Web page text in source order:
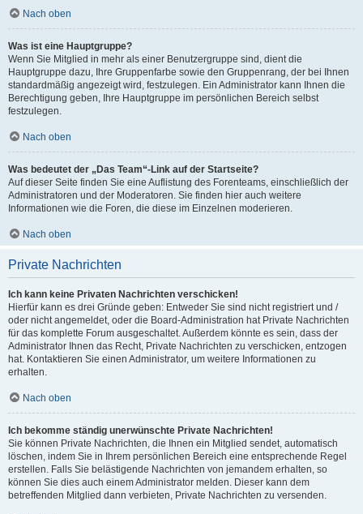
Nach oben
Was ist eine Hauptgruppe?
Wenn Sie Mitglied in mehr als einer Benutzergruppe sind, dient die
Hauptgruppe dazu, Ihre Gruppenfarbe sowie den Gruppenrang, der bei Ihnen
standardmäßig angezeigt wird, festzulegen. Ein Administrator kann Ihnen die
Berechtigung geben, Ihre Hauptgruppe im persönlichen Bereich selbst
festzulegen.
Nach oben
Was bedeutet der „Das Team“-Link auf der Startseite?
Auf dieser Seite finden Sie eine Auflistung des Forenteams, einschließlich der
Administratoren und der Moderatoren. Sie finden hier auch weitere
Informationen wie die Foren, die diese im Einzelnen moderieren.
Nach oben
Private Nachrichten
Ich kann keine Privaten Nachrichten verschicken!
Hierfür kann es drei Gründe geben: Entweder Sie sind nicht registriert und /
oder nicht angemeldet, oder die Board-Administration hat Private Nachrichten
für das komplette Forum ausgeschaltet. Außerdem könnte es sein, dass der
Administrator Ihnen das Recht, Private Nachrichten zu verschicken, entzogen
hat. Kontaktieren Sie einen Administrator, um weitere Informationen zu
erhalten.
Nach oben
Ich bekomme ständig unerwünschte Private Nachrichten!
Sie können Private Nachrichten, die Ihnen ein Mitglied sendet, automatisch
löschen, indem Sie in Ihrem persönlichen Bereich eine entsprechende Regel
erstellen. Falls Sie belästigende Nachrichten von jemandem erhalten, so
können Sie dies auch einem Administrator melden. Dieser kann dem
betreffenden Mitglied dann verbieten, Private Nachrichten zu versenden.